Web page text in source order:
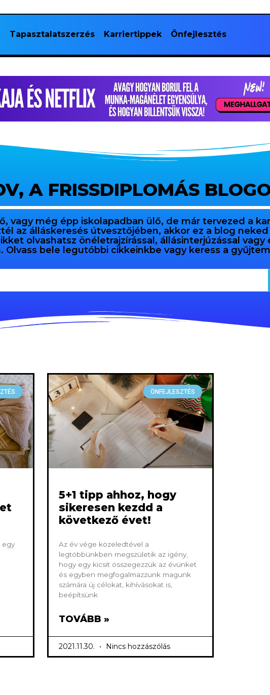
Tapasztalatszerzés Karriertippek Önfejlesztés
A FRISSDIPLOMÁS
vagy még épp iskolapadban ülő, de már tervezed a
az álláskeresés útvesztőjében, akkor ez a blog neked
olvashatsz önéletrajzírással, állásinterjúzással vagy
Olvass bele legutóbbi cikkeinkbe vagy keress a
egy
ÖNFEJLESZTÉS
5+1 tipp ahhoz, hogy
sikeresen kezdd a
következő évet!
Az év vége közeledtével a
legtöbbünkben megszületik az igény,
hogy egy kicsit összegezzük az évünket
és egyben megfogalmazzunk magunk
számára új célokat, kihívásokat is,
beépítsünk
TOVÁBB »
2021.11.30. Nincs hozzászólás